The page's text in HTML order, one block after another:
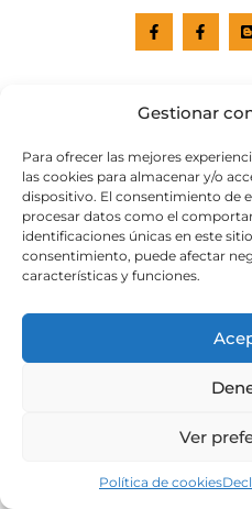
Gestionar
Para ofrecer las mejores
las cookies para almacenar y/o
dispositivo. El consentimiento de
procesar datos como el
identificaciones únicas en este
consentimiento, puede afectar
características y funciones.
Ver
Política de cookies
Web subvencionada por el
Cabildo de Gran Canaria
Política